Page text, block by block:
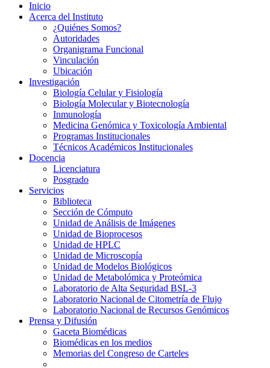
Inicio
Acerca del Instituto
¿Quiénes Somos?
Autoridades
Organigrama Funcional
Vinculación
Ubicación
Investigación
Biología Celular y Fisiología
Biología Molecular y Biotecnología
Inmunología
Medicina Genómica y Toxicología Ambiental
Programas Institucionales
Técnicos Académicos Institucionales
Docencia
Licenciatura
Posgrado
Servicios
Biblioteca
Sección de Cómputo
Unidad de Análisis de Imágenes
Unidad de Bioprocesos
Unidad de HPLC
Unidad de Microscopía
Unidad de Modelos Biológicos
Unidad de Metabolómica y Proteómica
Laboratorio de Alta Seguridad BSL-3
Laboratorio Nacional de Citometría de Flujo
Laboratorio Nacional de Recursos Genómicos
Prensa y Difusión
Gaceta Biomédicas
Biomédicas en los medios
Memorias del Congreso de Carteles